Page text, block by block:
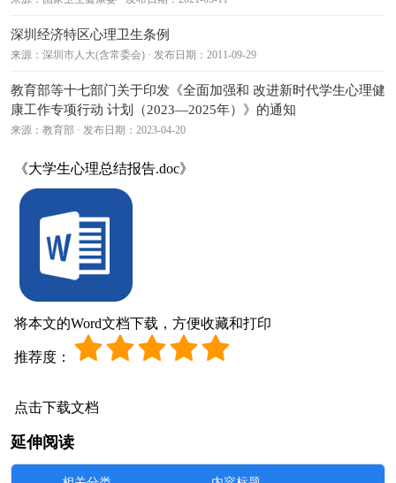
深圳经济特区心理卫生条例
来源：深圳市人大(含常委会) · 发布日期：2011-09-29
教育部等十七部门关于印发《全面加强和 改进新时代学生心理健
康工作专项行动 计划（2023—2025年）》的通知
来源：教育部 · 发布日期：2023-04-20
《大学生心理总结报告.doc》
将本文的Word文档下载，方便收藏和打印
推荐度：
点击下载文档
延伸阅读